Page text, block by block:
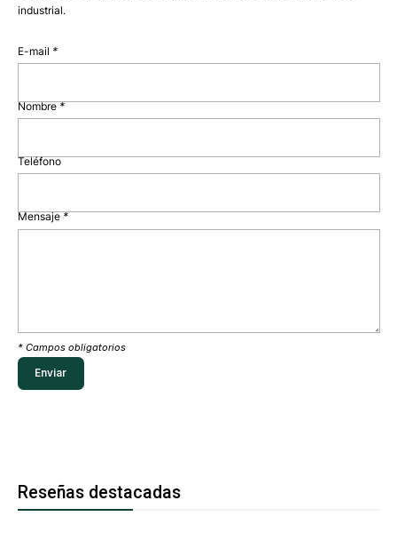
industrial.
E-mail *
Nombre*
Teléfono
Mensaje *
* Campos obligatorios
Reseñas destacadas